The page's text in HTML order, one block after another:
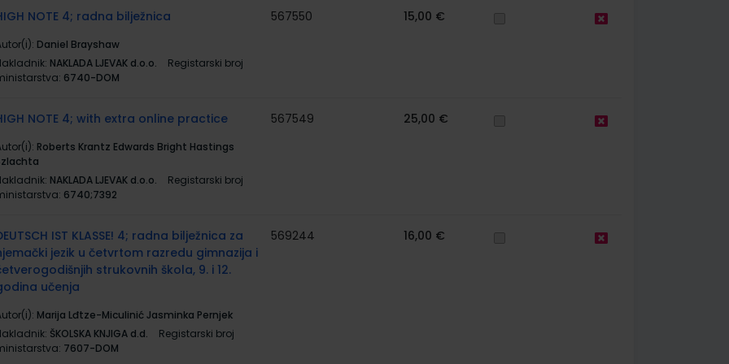
NOTE 4; radna bilježnica
Daniel Brayshaw
NAKLADA LJEVAK d.o.o.
Registarski broj
6740-DOM
567550 15,00 €
NOTE 4; with extra online practice
Roberts Krantz Edwards Bright Hastings
NAKLADA LJEVAK d.o.o.
Registarski broj
6740;7392
567549 25,00 €
IST KLASSE! 4; radna bilježnica za
jezik u četvrtom razredu gimnazija i
strukovnih škola, 9. i 12.
učenja
Marija Lđtze-Miculinić Jasminka Pernjek
ŠKOLSKA KNJIGA d.d.
Registarski broj
7607-DOM
569244 16,00 €